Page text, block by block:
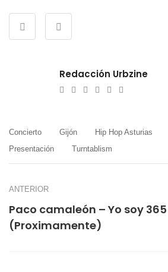
Redacción Urbzine
WebsiteTwitterFacebook
Youtube
Concierto Gijón
Hip Hop Asturias
Presentación
Turntablism
ANTERIOR
Paco camaleón – Yo soy 365
(Proximamente)